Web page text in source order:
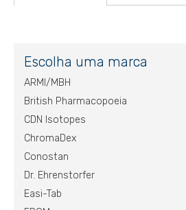
Escolha uma marca
ARMI/MBH
British Pharmacopoeia
CDN Isotopes
ChromaDex
Conostan
Dr. Ehrenstorfer
Easi-Tab